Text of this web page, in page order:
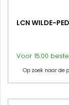
LCN WILDE-
Voor 15:00
Op zoek naar de